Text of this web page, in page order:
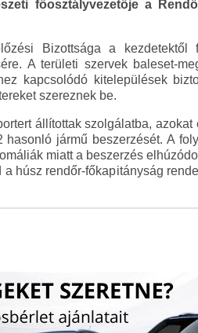
főosztályvezetője a
Bizottsága a kezdetektől
A területi szervek baleset-
kapcsolódó kitelepülések
szereznek be.
állítottak szolgálatba,
jármű beszerzését. A
miatt a beszerzés
húsz rendőr-főkapitányság